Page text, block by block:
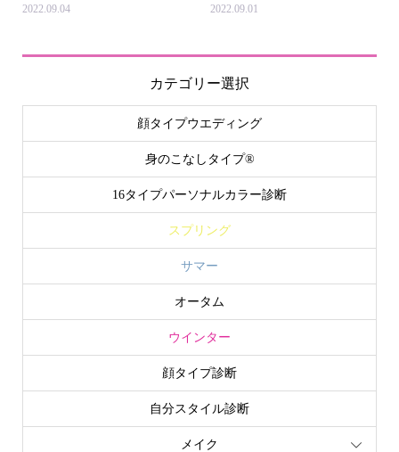
2022.09.04 2022.09.01
カテゴリー選択
顔タイプウエディング
身のこなしタイプ®
16タイプパーソナルカラー診断
スプリング
サマー
オータム
ウインター
顔タイプ診断
自分スタイル診断
メイク